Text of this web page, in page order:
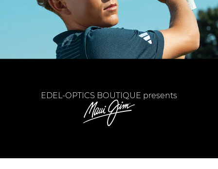
EDEL-OPTICS BOUTIQUE presents